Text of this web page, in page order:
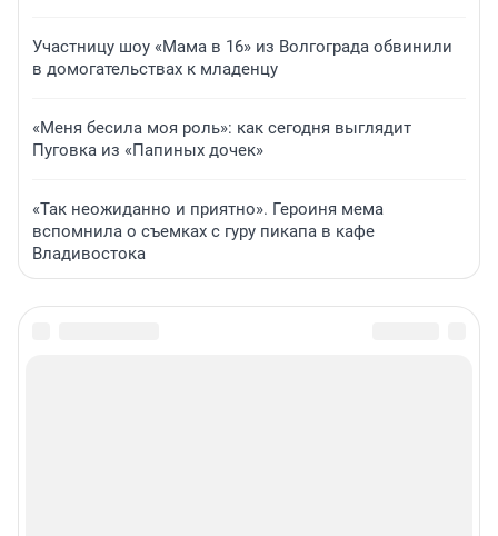
Участницу шоу «Мама в 16» из Волгограда обвинили
в домогательствах к младенцу
«Меня бесила моя роль»: как сегодня выглядит
Пуговка из «Папиных дочек»
«Так неожиданно и приятно». Героиня мема
вспомнила о съемках с гуру пикапа в кафе
Владивостока